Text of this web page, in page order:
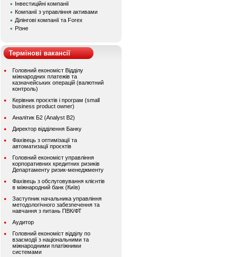
Інвестиційні компанії
Компанії з управління активами
Ділінгові компанії та Forex
Різне
Термінові вакансії
Головний економіст Відділу
міжнародних платежів та
казначейських операцій (валютний
контроль)
Керівник проєктів і програм (small
business product owner)
Аналітик Б2 (Analyst B2)
Директор відділення Банку
Фахівець з оптимізації та
автоматизації проєктів
Головний економіст управління
корпоративних кредитних ризиків
Департаменту ризик-менеджменту
Фахівець з обслуговування клієнтів
в міжнародний банк (Київ)
Заступник начальника управління
методологічного забезпечення та
навчання з питань ПВК/ФТ
Аудитор
Головний економіст відділу по
взаємодії з національними та
міжнародними платіжними
системами